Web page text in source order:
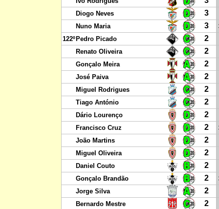
Diogo Neves 3
Nuno Maria 3
122º Pedro Picado 2
Renato Oliveira 2
Gonçalo Meira 2
José Paiva 2
Miguel Rodrigues 2
Tiago António 2
Dário Lourenço 2
Francisco Cruz 2
João Martins 2
Miguel Oliveira 2
Daniel Couto 2
Gonçalo Brandão 2
Jorge Silva 2
Bernardo Mestre 2